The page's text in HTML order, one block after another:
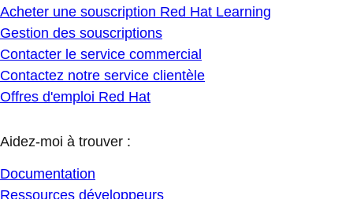
Acheter une souscription Red Hat Learning
Gestion des souscriptions
Contacter le service commercial
Contactez notre service clientèle
Offres d'emploi Red Hat
Aidez-moi à trouver :
Documentation
Ressources développeurs